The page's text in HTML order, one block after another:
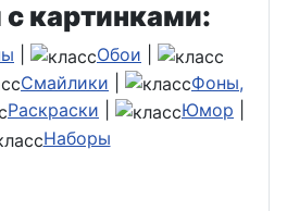
картинками:
Обои
Смайлики
Фоны,
Раскраски Юмор
Наборы